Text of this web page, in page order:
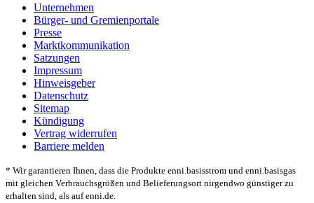
Unternehmen
Bürger- und Gremienportale
Presse
Marktkommunikation
Satzungen
Impressum
Hinweisgeber
Datenschutz
Sitemap
Kündigung
Vertrag widerrufen
Barriere melden
* Wir garantieren Ihnen, dass die Produkte enni.basisstrom und enni.basisgas
mit gleichen Verbrauchsgrößen und Belieferungsort nirgendwo günstiger zu
erhalten sind, als auf enni.de.